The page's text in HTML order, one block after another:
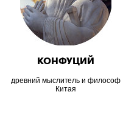
КОНФУЦИЙ
древний мыслитель и философ
Китая